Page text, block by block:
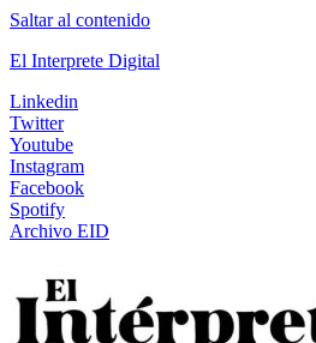
Saltar al contenido
El Interprete Digital
Linkedin
Twitter
Youtube
Instagram
Facebook
Spotify
Archivo EID